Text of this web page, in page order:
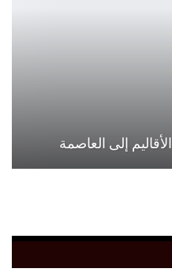
إلى العاصمة